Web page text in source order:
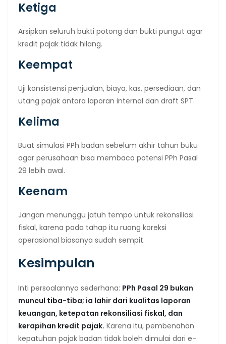
Ketiga
Arsipkan seluruh bukti potong dan bukti pungut agar
kredit pajak tidak hilang.
Keempat
Uji konsistensi penjualan, biaya, kas, persediaan, dan
utang pajak antara laporan internal dan draft SPT.
Kelima
Buat simulasi PPh badan sebelum akhir tahun buku
agar perusahaan bisa membaca potensi PPh Pasal
29 lebih awal.
Keenam
Jangan menunggu jatuh tempo untuk rekonsiliasi
fiskal, karena pada tahap itu ruang koreksi
operasional biasanya sudah sempit.
Kesimpulan
Inti persoalannya sederhana: PPh Pasal 29 bukan
muncul tiba-tiba; ia lahir dari kualitas laporan
keuangan, ketepatan rekonsiliasi fiskal, dan
kerapihan kredit pajak. Karena itu, pembenahan
kepatuhan pajak badan tidak boleh dimulai dari e-